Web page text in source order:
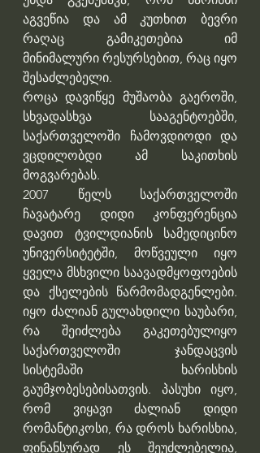
აგვეწია და ამ კუთხით ბევრი
რაღაც გამიკეთებია იმ
მინიმალური რესურსებით, რაც იყო
შესაძლებელი.
როცა დავიწყე მუშაობა გაეროში,
სხვადასხვა სააგენტოებში,
საქართველოში ჩამოვდიოდი და
ვცდილობდი ამ საკითხის
მოგვარებას.
2007 წელს საქართველოში
ჩავატარე დიდი კონფერენცია
დავით ტვილდიანის სამედიცინო
უნივერსიტეტში, მოწვეული იყო
ყველა მსხვილი საავადმყოფოების
და ქსელების წარმომადგენლები.
იყო ძალიან გულახდილი საუბარი,
რა შეიძლება გაკეთებულიყო
საქართველოში ჯანდაცვის
სისტემაში ხარისხის
გაუმჯობესებისათვის. პასუხი იყო,
რომ ვიყავი ძალიან დიდი
რომანტიკოსი, რა დროს ხარისხია,
ფინანსურად ეს შეუძლებელია,